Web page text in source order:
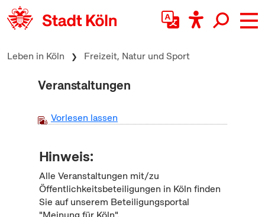
zum Inhalt springen
Leben in Köln Freizeit, Natur und Sport
Veranstaltungen
Vorlesen lassen
Hinweis:
Alle Veranstaltungen mit/zu
Öffentlichkeitsbeteiligungen in Köln finden
Sie auf unserem Beteiligungsportal